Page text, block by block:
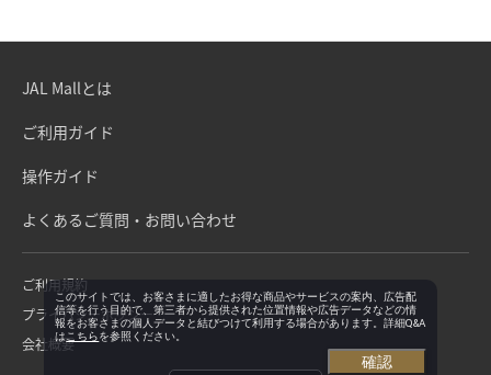
JAL Mallとは
ご利用ガイド
操作ガイド
よくあるご質問・お問い合わせ
ご利用規約
プライバシーポリシー
会社概要
このサイトでは、お客さまに適したお得な商品やサービスの案内、広告配
信等を行う目的で、第三者から提供された位置情報や広告データなどの情
報をお客さまの個人データと結びつけて利用する場合があります。詳細Q&A
はこちらを参照ください。
確認